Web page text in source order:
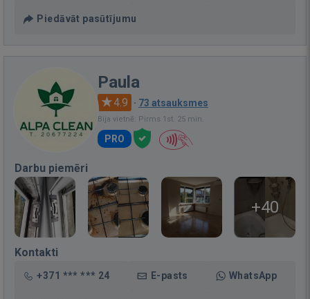
Piedāvāt pasūtījumu
Paula
4.9 · 73 atsauksmes
Bija vietnē: Pirms 1st. 25 min.
PRO
Darbu piemēri
+40
Kontakti
+371 *** *** 24 E-pasts WhatsApp